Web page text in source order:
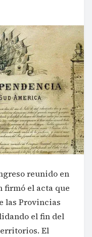
reunido en
firmó el acta que
las Provincias
el fin del
El